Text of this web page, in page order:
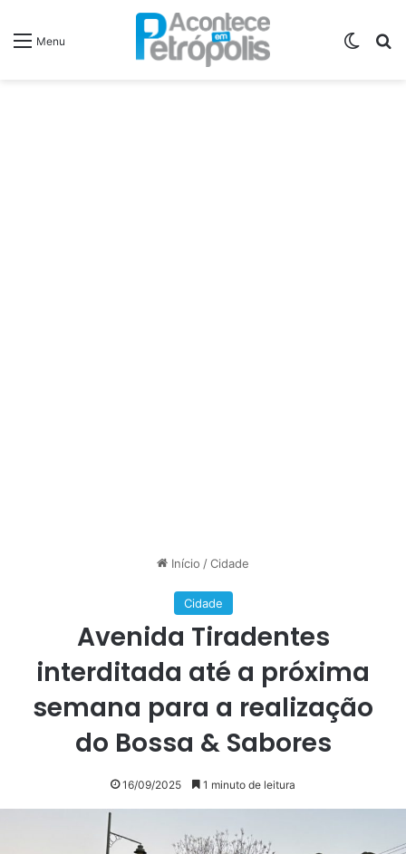
Menu
Início /Cidade
Cidade
Avenida Tiradentes
interditada até a próxima
semana para a realização
do Bossa & Sabores
16/09/2025 1 minuto de leitura